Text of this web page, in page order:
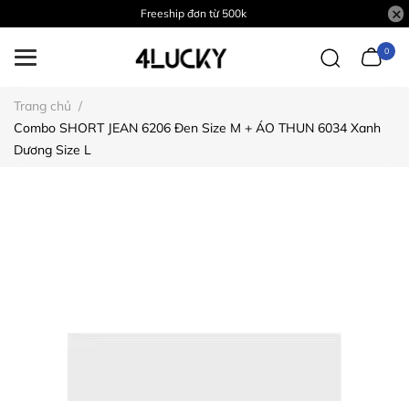
Freeship đơn từ 500k
0
Trang chủ /
Combo SHORT JEAN 6206 Đen Size M + ÁO THUN 6034 Xanh
Dương Size L